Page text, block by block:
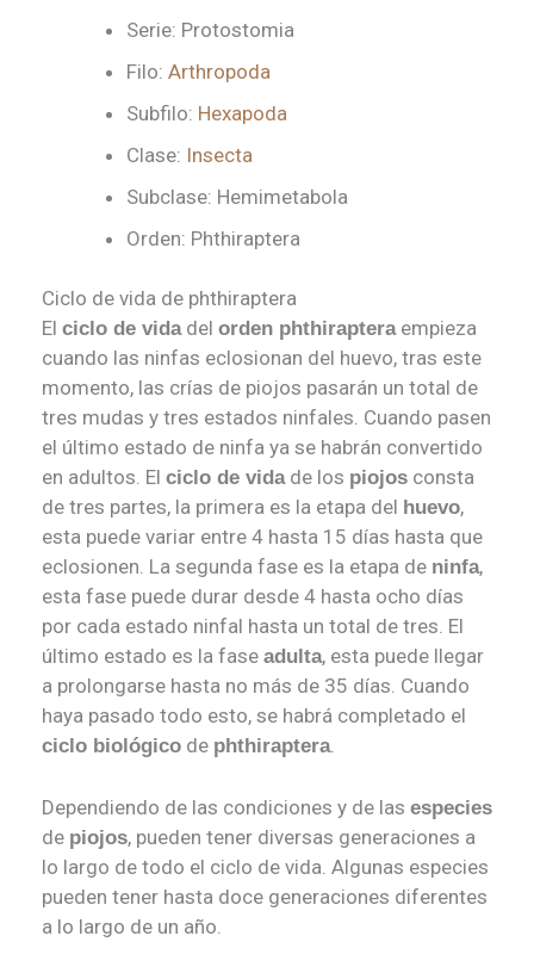
Serie: Protostomia
Filo: Arthropoda
Subfilo: Hexapoda
Clase: Insecta
Subclase: Hemimetabola
Orden: Phthiraptera
Ciclo de vida de phthiraptera
El ciclo de vidadel orden phthirapteraempieza
cuando las ninfas eclosionan del huevo, tras este
momento, las crías de piojos pasarán un total de
tres mudas y tres estados ninfales. Cuando pasen
el último estado de ninfa ya se habrán convertido
en adultos. El ciclo de vidade los piojos consta
de tres partes, la primera es la etapa del huevo,
esta puede variar entre 4 hasta 15 días hasta que
eclosionen. La segunda fase es la etapa de ninfa,
esta fase puede durar desde 4 hasta ocho días
por cada estado ninfal hasta un total de tres. El
último estado es la fase adulta, esta puede llegar
a prolongarse hasta no más de 35 días. Cuando
haya pasado todo esto, se habrá completado el
ciclo biológico de phthiraptera.
Dependiendo de las condiciones y de las especies
de piojos, pueden tener diversas generaciones a
lo largo de todo el ciclo de vida. Algunas especies
pueden tener hasta doce generaciones diferentes
a lo largo de un año.